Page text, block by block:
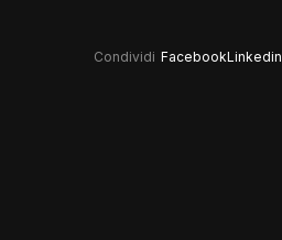
Condividi FacebookLinkedin